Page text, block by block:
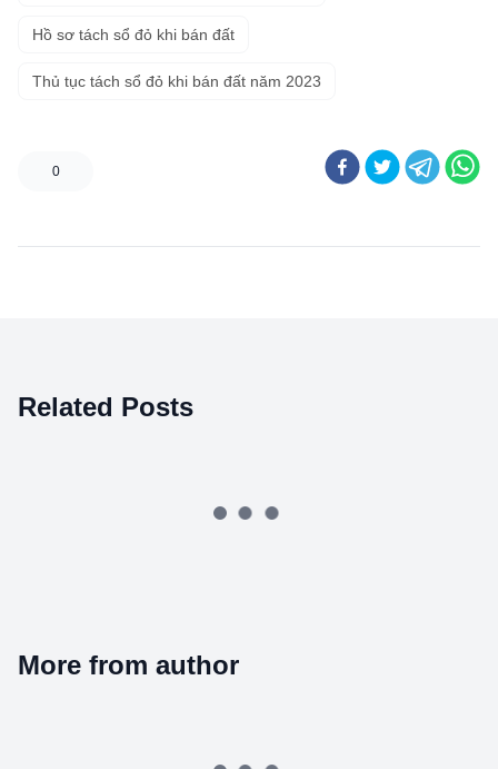
Hồ sơ tách sổ đỏ khi bán đất
Thủ tục tách sổ đỏ khi bán đất năm 2023
0
Related Posts
More from author